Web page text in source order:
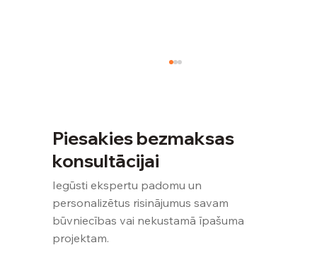
Mitrums un pelējums ēkā: kā tehniskā
apsekošana atrod problēmas cēloni,
Piesakies bezmaksas
konsultācijai
Iegūsti ekspertu padomu un
personalizētus risinājumus savam
būvniecības vai nekustamā īpašuma
projektam.